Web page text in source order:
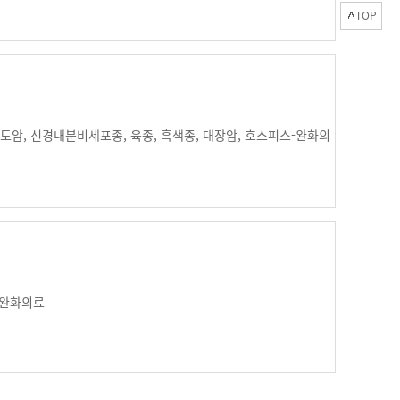
, 신경내분비세포종, 육종, 흑색종, 대장암, 호스피스-완화의
화의료
TOP